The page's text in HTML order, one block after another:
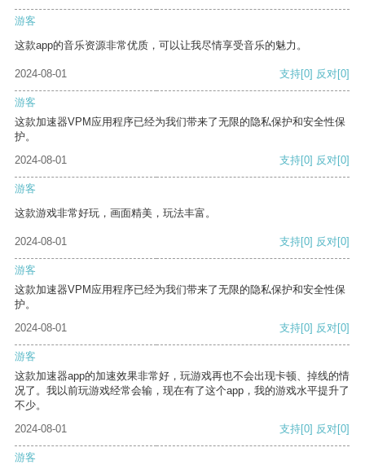
游客
这款app的音乐资源非常优质，可以让我尽情享受音乐的魅力。
2024-08-01 支持[0] 反对[0]
游客
这款加速器VPM应用程序已经为我们带来了无限的隐私保护和安全性保
护。
2024-08-01
支持[0] 反对[0]
游客
这款游戏非常好玩，画面精美，玩法丰富。
2024-08-01 支持[0] 反对[0]
游客
这款加速器VPM应用程序已经为我们带来了无限的隐私保护和安全性保
护。
2024-08-01
支持[0] 反对[0]
游客
这款加速器app的加速效果非常好，玩游戏再也不会出现卡顿、掉线的情
况了。我以前玩游戏经常会输，现在有了这个app，我的游戏水平提升了
不少。
2024-08-01
支持[0] 反对[0]
游客